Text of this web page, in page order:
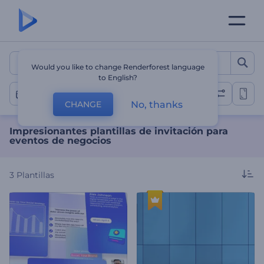
Impresionantes plantillas
Evento de Negocios
Impresionantes plantillas de invitación para
eventos de negocios
3 Plantillas
Would you like to change Renderforest language
to English?
CHANGE No, thanks